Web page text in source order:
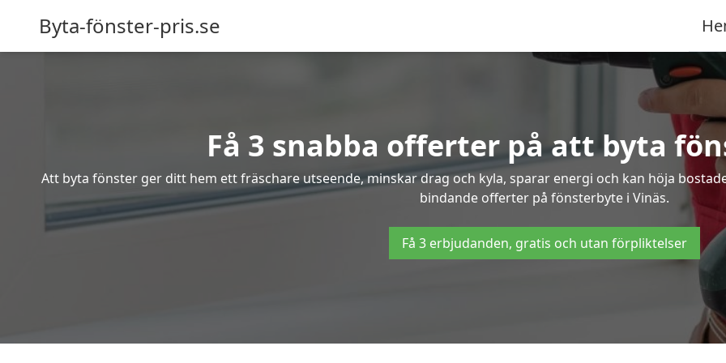
Byta-fönster-pris.se
Få 3 snabba offerter på att byta
Att byta fönster ger ditt hem ett fräschare utseende, minskar drag och kyla, sparar energi och kan höja
bindande offerter på fönsterbyte i Vinäs.
Få 3 erbjudanden, gratis och utan förpliktelser